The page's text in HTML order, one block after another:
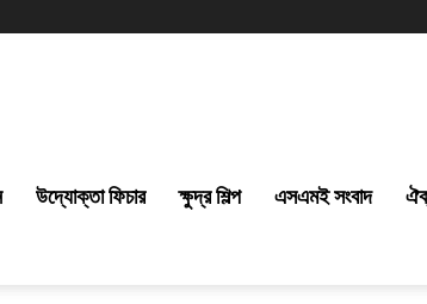
উদ্যোক্তা ফিচার ক্ষুদ্র শিল্প এসএমই সংবাদ